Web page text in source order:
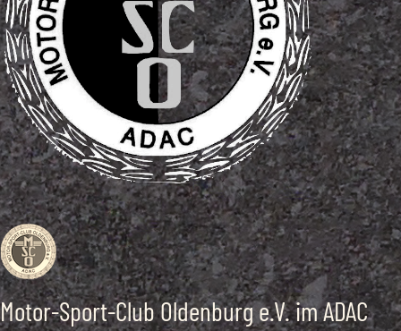
Motor-Sport-Club Oldenburg e.V. im ADAC